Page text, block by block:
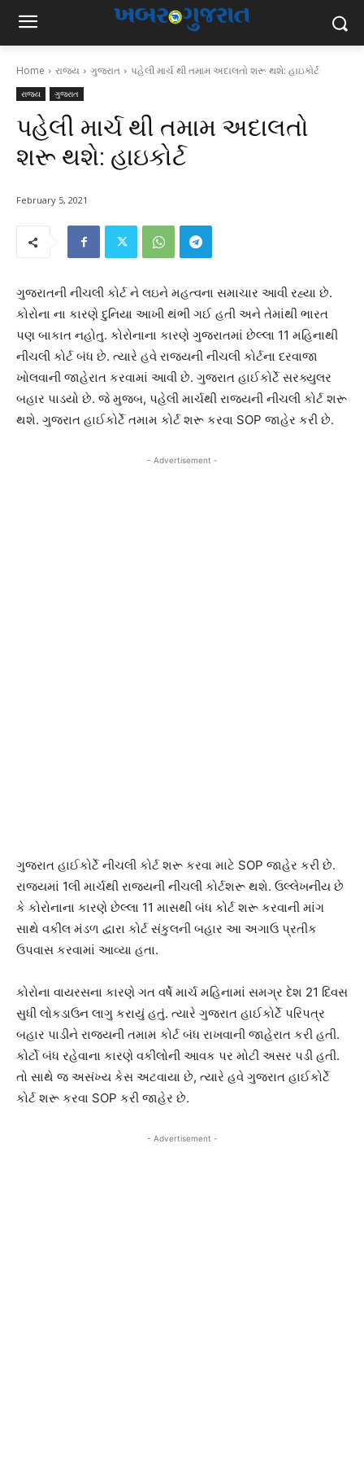
Home રાજ્ય ગુજરાત પહેલી માર્ચ થી તમામ અદાલતો શરૂ થશે: હાઇકોર્ટ
રાજ્ય ગુજરાત
પહેલી માર્ચ થી તમામ અદાલતો
શરૂ થશે: હાઇકોર્ટ
February 5, 2021
ગુજરાતની નીચલી કોર્ટ ને લઇને મહત્વના સમાચાર આવી રહ્યા છે.
કોરોના ના કારણે દુનિયા આખી થંભી ગઈ હતી અને તેમાંથી ભારત
પણ બાકાત નહોતુ. કોરોનાના કારણે ગુજરાતમાં છેલ્લા 11 મહિનાથી
નીચલી કોર્ટ બંધ છે. ત્યારે હવે રાજ્યની નીચલી કોર્ટના દરવાજા
ખોલવાની જાહેરાત કરવામાં આવી છે. ગુજરાત હાઈકોર્ટે સરક્યુલર
બહાર પાડયો છે. જે મુજબ, પહેલી માર્ચથી રાજ્યની નીચલી કોર્ટ શરૂ
થશે. ગુજરાત હાઈકોર્ટે તમામ કોર્ટ શરૂ કરવા SOP જાહેર કરી છે.
- Advertisement -
ગુજરાત હાઈકોર્ટે નીચલી કોર્ટ શરૂ કરવા માટે SOP જાહેર કરી છે.
રાજ્યમાં 1લી માર્ચથી રાજ્યની નીચલી કોર્ટશરૂ થશે. ઉલ્લેખનીય છે
કે કોરોનાના કારણે છેલ્લા 11 માસથી બંધ કોર્ટ શરૂ કરવાની માંગ
સાથે વકીલ મંડળ દ્વારા કોર્ટ સંકુલની બહાર આ અગાઉ પ્રતીક
ઉપવાસ કરવામાં આવ્યા હતા.
કોરોના વાયરસના કારણે ગત વર્ષે માર્ચ મહિનામાં સમગ્ર દેશ 21 દિવસ
સુધી લોકડાઉન લાગુ કરાયું હતું. ત્યારે ગુજરાત હાઈકોર્ટે પરિપત્ર
બહાર પાડીને રાજ્યની તમામ કોર્ટ બંધ રાખવાની જાહેરાત કરી હતી.
કોર્ટો બંધ રહેવાના કારણે વકીલોની આવક પર મોટી અસર પડી હતી.
તો સાથે જ અસંખ્ય કેસ અટવાયા છે, ત્યારે હવે ગુજરાત હાઈકોર્ટે
કોર્ટ શરૂ કરવા SOP કરી જાહેર છે.
- Advertisement -